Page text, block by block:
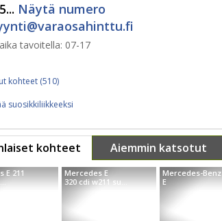
Näytä numero
tavoitella: 07-17
kohteet (510)
suosikkiliikkeeksi
kohteet Aiemmin katsotut
E 211
Mercedes E
320 cdi w211 su...
Mercedes-Benz
E